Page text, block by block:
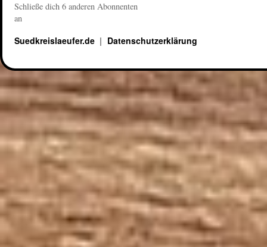
Schließe dich 6 anderen Abonnenten
an
Suedkreislaeufer.de Datenschutzerklärung